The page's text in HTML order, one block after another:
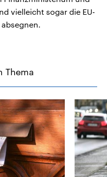
vielleicht sogar die EU-
Thema